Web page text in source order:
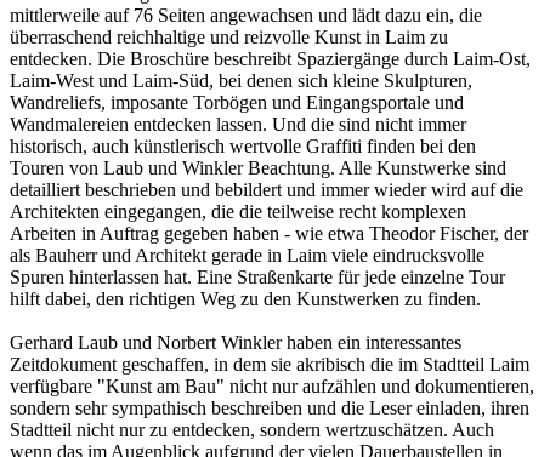
mittlerweile auf 76 Seiten angewachsen und lädt dazu ein, die
überraschend reichhaltige und reizvolle Kunst in Laim zu
entdecken. Die Broschüre beschreibt Spaziergänge durch Laim-Ost,
Laim-West und Laim-Süd, bei denen sich kleine Skulpturen,
Wandreliefs, imposante Torbögen und Eingangsportale und
Wandmalereien entdecken lassen. Und die sind nicht immer
historisch, auch künstlerisch wertvolle Graffiti finden bei den
Touren von Laub und Winkler Beachtung. Alle Kunstwerke sind
detailliert beschrieben und bebildert und immer wieder wird auf die
Architekten eingegangen, die die teilweise recht komplexen
Arbeiten in Auftrag gegeben haben - wie etwa Theodor Fischer, der
als Bauherr und Architekt gerade in Laim viele eindrucksvolle
Spuren hinterlassen hat. Eine Straßenkarte für jede einzelne Tour
hilft dabei, den richtigen Weg zu den Kunstwerken zu finden.
Gerhard Laub und Norbert Winkler haben ein interessantes
Zeitdokument geschaffen, in dem sie akribisch die im Stadtteil Laim
verfügbare "Kunst am Bau" nicht nur aufzählen und dokumentieren,
sondern sehr sympathisch beschreiben und die Leser einladen, ihren
Stadtteil nicht nur zu entdecken, sondern wertzuschätzen. Auch
wenn das im Augenblick aufgrund der vielen Dauerbaustellen in